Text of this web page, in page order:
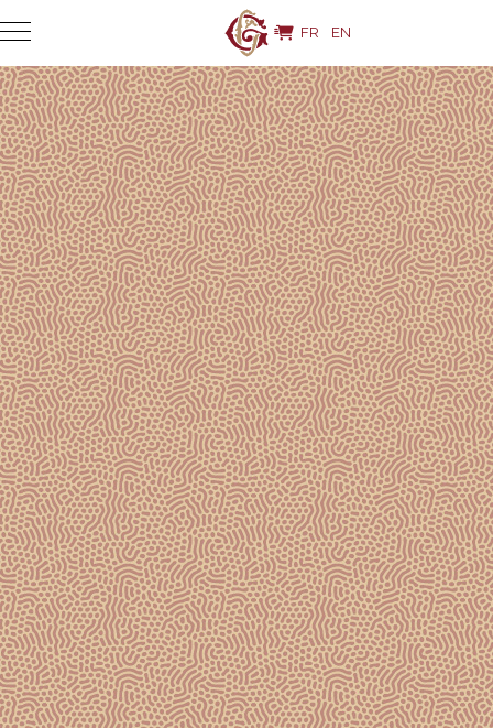
FR EN
NOS ACTUALITÉS
Suivez-nous sur
@champagnegossetofficiel
Suivez-nous sur
/champagnegossetofficiel
Suivez-nous sur
@champagne-gosset